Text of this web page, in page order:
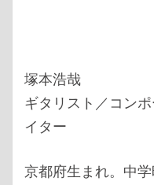
塚本浩哉
ギタリスト／コン
イター
京都府生まれ。中